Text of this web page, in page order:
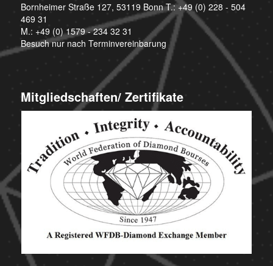
Bornheimer Straße 127, 53119 Bonn T.:+49 (0) 228 - 504
469 31
M.: +49 (0) 1579 - 234 32 31
Besuch nur nach Terminvereinbarung
Mitgliedschaften/ Zertifikate